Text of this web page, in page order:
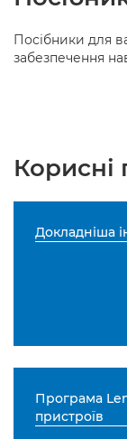
Посібники для
забезпечення
Корисні
Докладніша
Програма
пристроїв